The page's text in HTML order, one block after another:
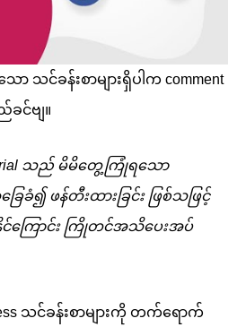
သင်ခန်းစာများရှိပါက comment
င်ဗျ။
သည် မိမိတွေ့ကြုံရသော
ခံ၍ ဖန်တီးထားခြင်း ဖြစ်သဖြင့်
ကြောင်း ကြိုတင်အသိပေးအပ်
သင်ခန်းစာများကို တက်ရောက်